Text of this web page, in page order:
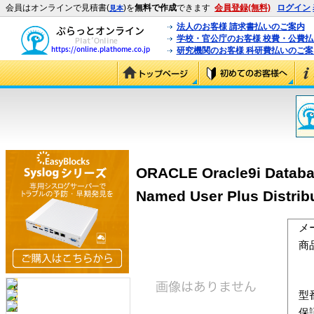
会員はオンラインで見積書(見本)を無料で作成できます 会員登録(無料) ログイン
法人のお客様 請求書払いのご案内
学校・官公庁のお客様 校費・公費
研究機関のお客様 科研費払いのご
ORACLE Oracle9i
Named User Plus
メ
商
型